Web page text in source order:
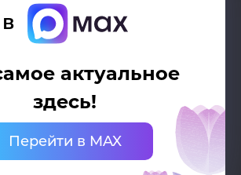
в
актуальное
здесь!
Перейти в MAX